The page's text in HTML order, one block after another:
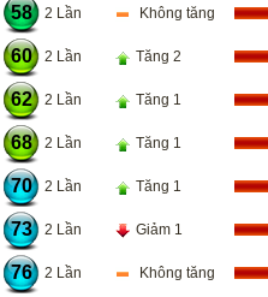
58 2 Lần Không tăng
60 2 Lần Tăng 2
62 2 Lần Tăng 1
68 2 Lần Tăng 1
70 2 Lần Tăng 1
73 2 Lần Giảm 1
76 2 Lần Không tăng